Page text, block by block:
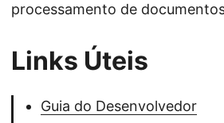
processamento de
Links Úteis
Guia do Desenvolvedor